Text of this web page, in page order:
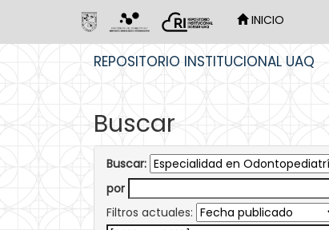
INICIO
REPOSITORIO INSTITUCIONAL UAQ
Buscar
Buscar:
por
Filtros actuales: